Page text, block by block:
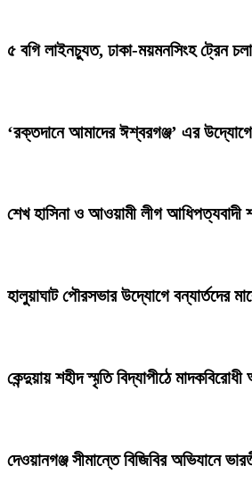
৫ বগি লাইনচ্যুত, ঢাকা-ময়মনসিংহ ট্রেন
‘রক্তদানে আমাদের ঈশ্বরগঞ্জ’ এর উদ্যোগে
শেখ হাসিনা ও আওয়ামী লীগ আধিপত্যবাদী
হালুয়াঘাট পৌরসভার উদ্যোগে বন্যার্তদের
কেন্দুয়ায় শহীদ স্মৃতি বিদ্যাপীঠে
দেওয়ানগঞ্জ সীমান্তে বিজিবির অভিযানে